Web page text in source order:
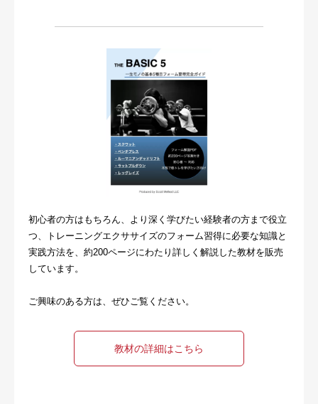
初心者の方はもちろん、より深く学びたい経験者の方まで役立
つ、トレーニングエクササイズのフォーム習得に必要な知識と
実践方法を、約200ページにわたり詳しく解説した教材を販売
しています。
ご興味のある方は、ぜひご覧ください。
教材の詳細はこちら